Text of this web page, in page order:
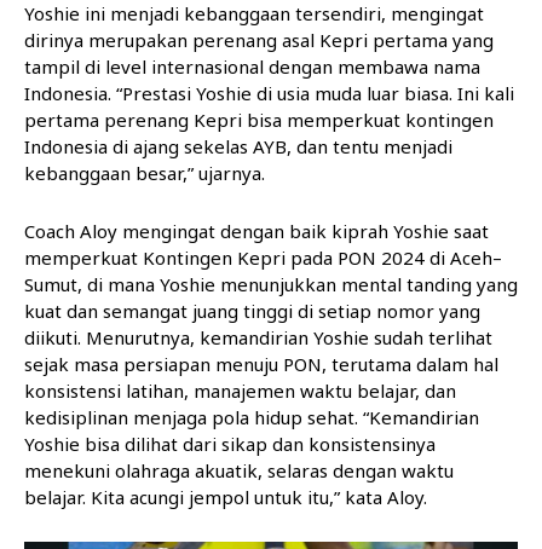
Yoshie ini menjadi kebanggaan tersendiri, mengingat
dirinya merupakan perenang asal Kepri pertama yang
tampil di level internasional dengan membawa nama
Indonesia. “Prestasi Yoshie di usia muda luar biasa. Ini kali
pertama perenang Kepri bisa memperkuat kontingen
Indonesia di ajang sekelas AYB, dan tentu menjadi
kebanggaan besar,” ujarnya.
Coach Aloy mengingat dengan baik kiprah Yoshie saat
memperkuat Kontingen Kepri pada PON 2024 di Aceh–
Sumut, di mana Yoshie menunjukkan mental tanding yang
kuat dan semangat juang tinggi di setiap nomor yang
diikuti. Menurutnya, kemandirian Yoshie sudah terlihat
sejak masa persiapan menuju PON, terutama dalam hal
konsistensi latihan, manajemen waktu belajar, dan
kedisiplinan menjaga pola hidup sehat. “Kemandirian
Yoshie bisa dilihat dari sikap dan konsistensinya
menekuni olahraga akuatik, selaras dengan waktu
belajar. Kita acungi jempol untuk itu,” kata Aloy.